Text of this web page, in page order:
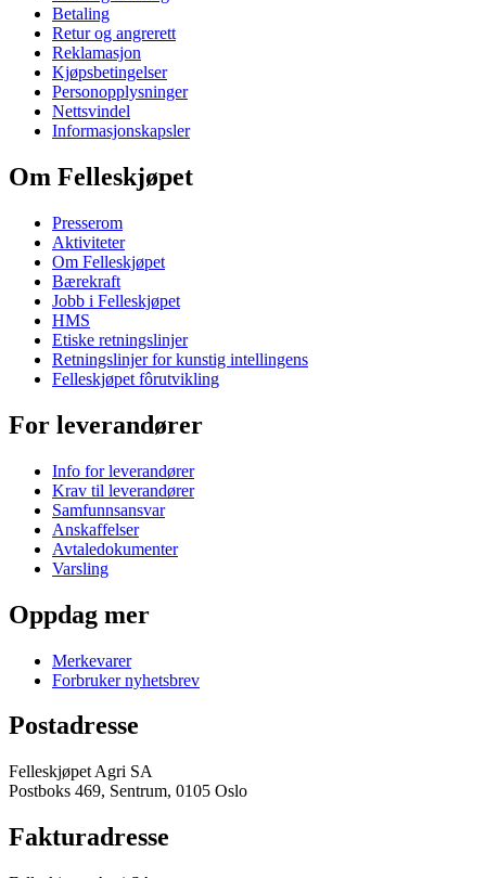
Betaling
Retur og angrerett
Reklamasjon
Kjøpsbetingelser
Personopplysninger
Nettsvindel
Informasjonskapsler
Om Felleskjøpet
Presserom
Aktiviteter
Om Felleskjøpet
Bærekraft
Jobb i Felleskjøpet
HMS
Etiske retningslinjer
Retningslinjer for kunstig intellingens
Felleskjøpet fôrutvikling
For leverandører
Info for leverandører
Krav til leverandører
Samfunnsansvar
Anskaffelser
Avtaledokumenter
Varsling
Oppdag mer
Merkevarer
Forbruker nyhetsbrev
Postadresse
Felleskjøpet Agri SA
Postboks 469, Sentrum, 0105 Oslo
Fakturadresse